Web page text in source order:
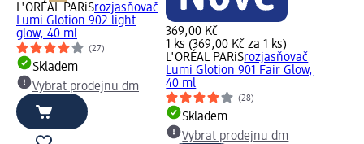
L'ORÉAL PARiSrozjasňovač
Lumi Glotion 902 light
glow, 40 ml
(27)
Skladem
Vybrat prodejnu dm
369,00 Kč
1 ks (369,00 Kč za 1 ks)
L'ORÉAL PARiSrozjasňovač
Lumi Glotion 901 Fair Glow,
40 ml
(28)
Skladem
Vybrat prodejnu dm